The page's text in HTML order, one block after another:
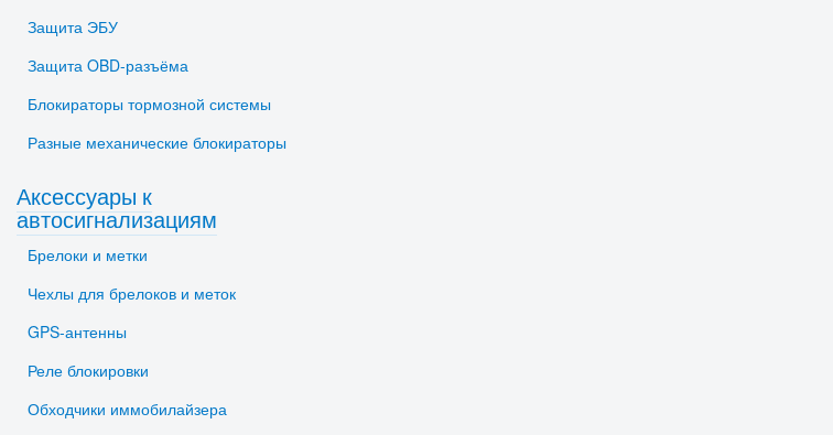
Защита ЭБУ
Защита OBD-разъёма
Блокираторы тормозной системы
Разные механические блокираторы
Аксессуары к
автосигнализациям
Брелоки и метки
Чехлы для брелоков и меток
GPS-антенны
Реле блокировки
Обходчики иммобилайзера